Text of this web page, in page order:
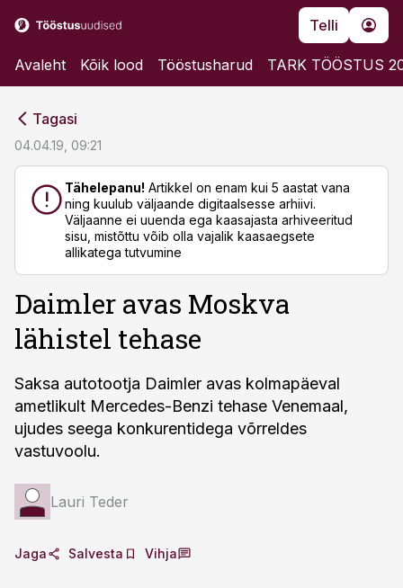
Telli
Avaleht Kõik lood Tööstusharud TARK TÖÖSTUS
Tagasi
04.04.19, 09:21
Tähelepanu! Artikkel on enam kui 5 aastat vana
ning kuulub väljaande digitaalsesse arhiivi.
Väljaanne ei uuenda ega kaasajasta arhiveeritud
sisu, mistõttu võib olla vajalik kaasaegsete
allikatega tutvumine
Daimler avas Moskva
lähistel tehase
Saksa autotootja Daimler avas kolmapäeval
ametlikult Mercedes-Benzi tehase Venemaal,
ujudes seega konkurentidega võrreldes
vastuvoolu.
Lauri Teder
Jaga Salvesta Vihja